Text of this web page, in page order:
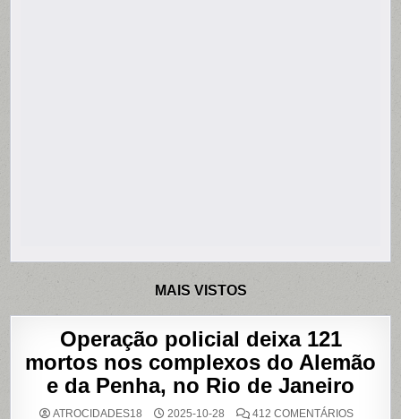
MAIS VISTOS
Operação policial deixa 121
mortos nos complexos do Alemão
e da Penha, no Rio de Janeiro
ATROCIDADES18 2025-10-28 412 COMENTÁRIOSEM